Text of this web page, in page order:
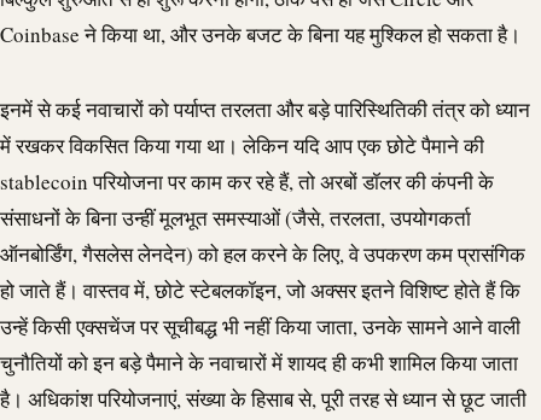
Coinbase ने किया था, और उनके बजट के बिना यह मुश्किल हो सकता है।
इनमें से कई नवाचारों को पर्याप्त तरलता और बड़े पारिस्थितिकी तंत्र को ध्यान
में रखकर विकसित किया गया था। लेकिन यदि आप एक छोटे पैमाने की
stablecoinपरियोजना पर काम कर रहे हैं, तो अरबों डॉलर की कंपनी के
संसाधनों के बिना उन्हीं मूलभूत समस्याओं (जैसे, तरलता, उपयोगकर्ता
ऑनबोर्डिंग, गैसलेस लेनदेन) को हल करने के लिए, वे उपकरण कम प्रासंगिक
हो जाते हैं। वास्तव में, छोटे स्टेबलकॉइन, जो अक्सर इतने विशिष्ट होते हैं कि
उन्हें किसी एक्सचेंज पर सूचीबद्ध भी नहीं किया जाता, उनके सामने आने वाली
चुनौतियों को इन बड़े पैमाने के नवाचारों में शायद ही कभी शामिल किया जाता
है। अधिकांश परियोजनाएं, संख्या के हिसाब से, पूरी तरह से ध्यान से छूट जाती